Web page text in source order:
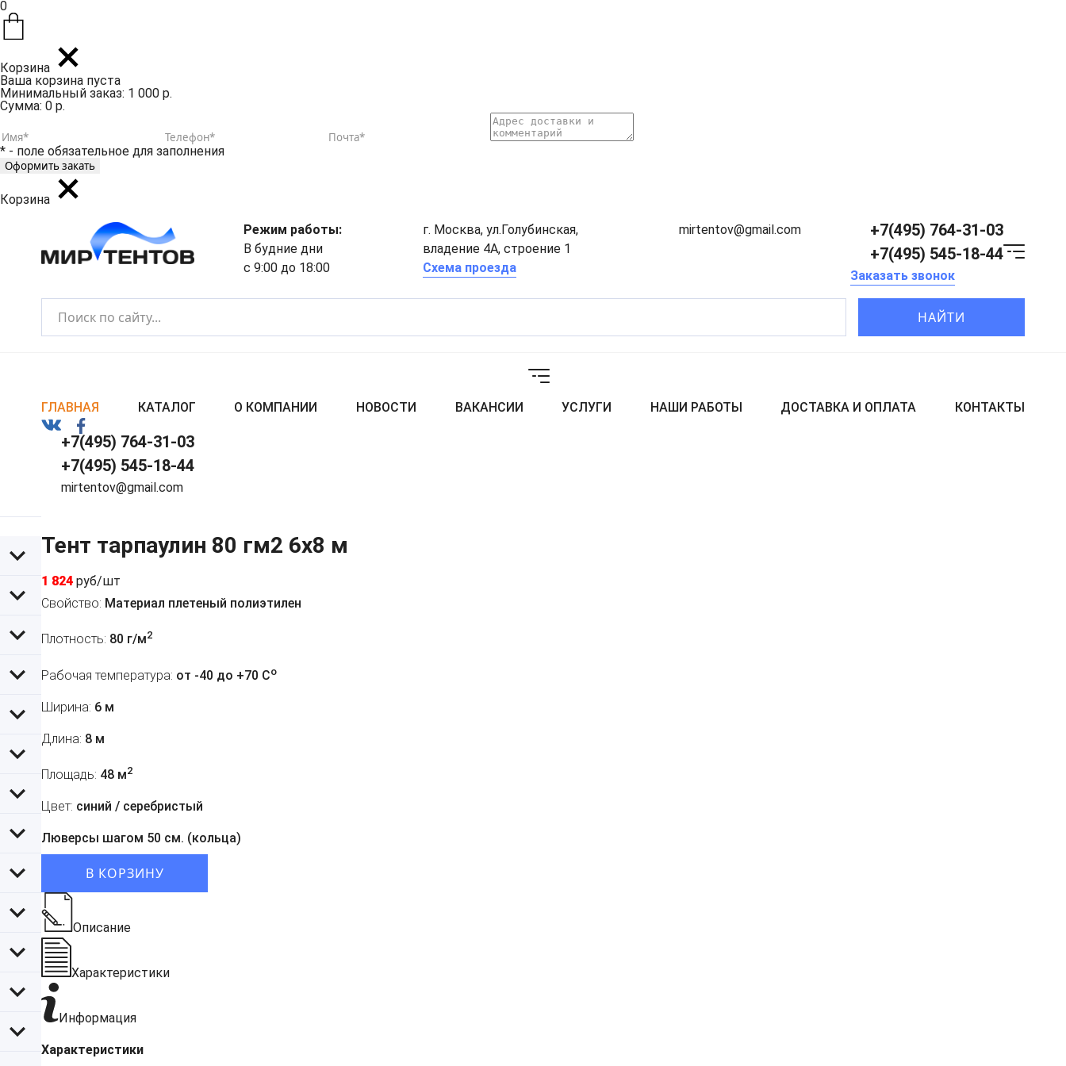
0
Корзина
Ваша корзина пуста
Минимальный заказ: 1 000 р.
Сумма: 0 р.
* - поле обязательное для заполнения
Корзина
Режим работы:
В будние дни
с 9:00 до 18:00
г. Москва, ул.Голубинская,
владение 4А, строение 1
Схема проезда
mirtentov@gmail.com
+7(495) 764-31-03
+7(495) 545-18-44
Заказать звонок
НАЙТИ
ГЛАВНАЯ КАТАЛОГ О КОМПАНИИ НОВОСТИ ВАКАНСИИ УСЛУГИ НАШИ РАБОТЫ ДОСТАВКА И ОПЛАТА КОНТАКТЫ
+7(495) 764-31-03
+7(495) 545-18-44
mirtentov@gmail.com
Тент тарпаулин 80 гм2 6x8 м
1 824 руб/шт
Свойство: Материал плетеный полиэтилен
Плотность: 80 г/м2
Рабочая температура: от -40 до +70 Co
Ширина: 6 м
Длина: 8 м
Площадь: 48 м2
Цвет: синий / серебристый
Люверсы шагом 50 см. (кольца)
В КОРЗИНУ
Описание
Характеристики
Информация
Характеристики